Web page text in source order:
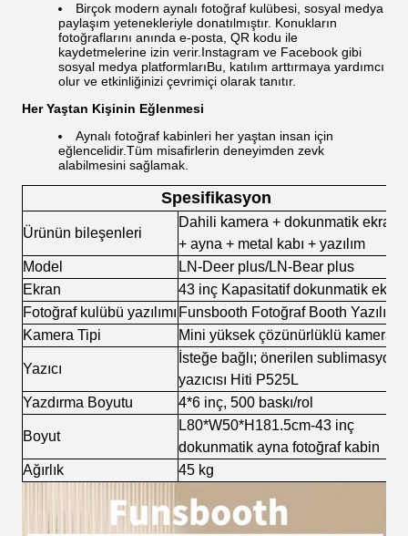
Birçok modern aynalı fotoğraf kulübesi, sosyal medya
paylaşım yetenekleriyle donatılmıştır. Konukların
fotoğraflarını anında e-posta, QR kodu ile
kaydetmelerine izin verir. Instagram ve Facebook gibi
sosyal medya platformlarıBu, katılım arttırmaya yardımcı
olur ve etkinliğinizi çevrimiçi olarak tanıtır.
Her Yaştan Kişinin Eğlenmesi
Aynalı fotoğraf kabinleri her yaştan insan için
eğlencelidir.Tüm misafirlerin deneyimden zevk
alabilmesini sağlamak.
Spesifikasyon
Ürünün bileşenleri
Dahili kamera + dokunmatik ekran
+ ayna + metal kabı + yazılım
Model
LN-Deer plus/LN-Bear plus
Ekran
43 inç Kapasitatif dokunmatik ekran
Fotoğraf kulübü yazılımı Funsbooth Fotoğraf Booth Yazılımı
Kamera Tipi
Mini yüksek çözünürlüklü kamera
Yazıcı
İsteğe bağlı; önerilen sublimasyon
yazıcısı Hiti P525L
Yazdırma Boyutu
4*6 inç, 500 baskı/rol
Boyut
L80*W50*H181.5cm-43 inç
dokunmatik ayna fotoğraf kabin
Ağırlık
45 kg